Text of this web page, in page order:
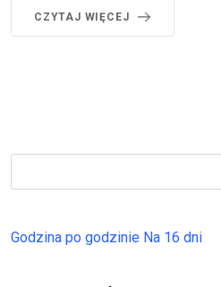
CZYTAJ WIĘCEJ
Godzina po godzinie Na 16 dni